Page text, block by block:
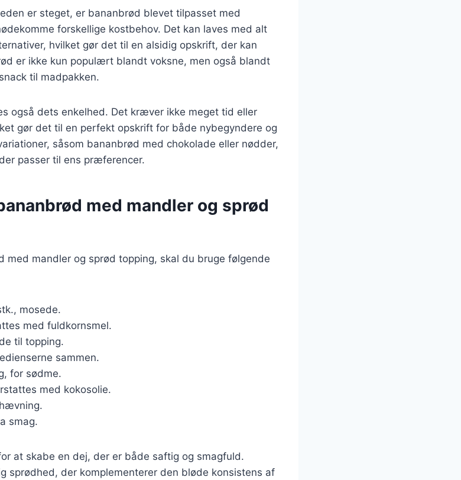
er steget, er bananbrød blevet tilpasset med
forskellige kostbehov. Det kan laves med alt
hvilket gør det til en alsidig opskrift, der kan
er ikke kun populært blandt voksne, men også blandt
til madpakken.
også dets enkelhed. Det kræver ikke meget tid eller
gør det til en perfekt opskrift for både nybegyndere og
såsom bananbrød med chokolade eller nødder,
passer til ens præferencer.
med mandler og sprød
mandler og sprød topping, skal du bruge følgende
mosede.
med fuldkornsmel.
til topping.
sammen.
for sødme.
med kokosolie.
smag.
at skabe en dej, der er både saftig og smagfuld.
sprødhed, der komplementerer den bløde konsistens af